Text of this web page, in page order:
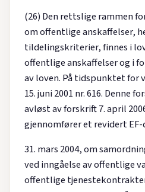
(26) Den rettslige rammen
om offentlige anskaffelser,
tildelingskriterier, finnes i lov
offentlige anskaffelser og i
av loven. På tidspunktet for
15. juni 2001 nr. 616. Denne
avløst av forskrift 7. april
gjennomfører et revidert
31. mars 2004, om
ved inngåelse av offentlige
offentlige